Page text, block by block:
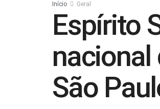
Início Geral
Espírito
nacional
São